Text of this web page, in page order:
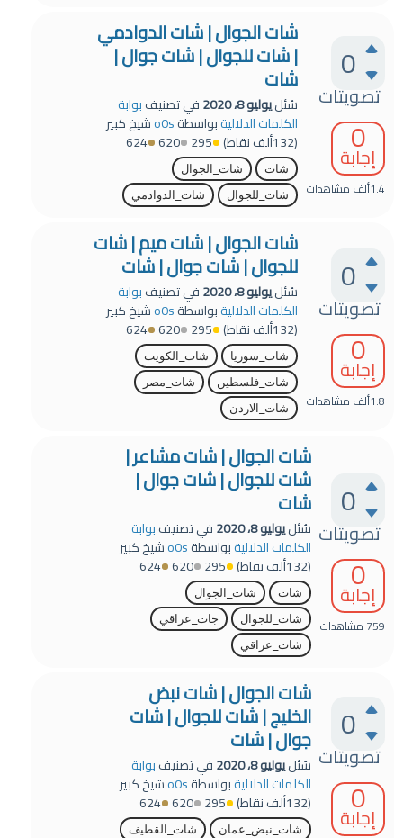
0
تصويتات
0
إجابة
1.4ألف مشاهدات
شات الجوال | شات الدوادمي
| شات للجوال | شات جوال |
شات
سُئليوليو 8، 2020 في تصنيفبوابة
الكلمات الدلاليةبواسطةo0sشيخ كبير
(132ألف نقاط) 295
620
624
شات
شات_الجوال
شات_للجوال
شات_الدوادمي
0
تصويتات
0
إجابة
1.8ألف مشاهدات
شات الجوال | شات ميم | شات
للجوال | شات جوال | شات
سُئليوليو 8، 2020 في تصنيفبوابة
الكلمات الدلاليةبواسطةo0sشيخ كبير
(132ألف نقاط) 295
620
624
شات_سوريا
شات_الكويت
شات_فلسطين
شات_مصر
شات_الاردن
0
تصويتات
0
إجابة
759 مشاهدات
شات الجوال | شات مشاعر |
شات للجوال | شات جوال |
شات
سُئليوليو 8، 2020 في تصنيفبوابة
الكلمات الدلاليةبواسطةo0sشيخ كبير
(132ألف نقاط) 295
620
624
شات
شات_الجوال
شات_للجوال
جات_عراقي
شات_عراقي
0
تصويتات
0
إجابة
شات الجوال | شات نبض
الخليج | شات للجوال | شات
جوال | شات
سُئليوليو 8، 2020 في تصنيفبوابة
الكلمات الدلاليةبواسطةo0sشيخ كبير
(132ألف نقاط) 295
620
624
شات_نبض_عمان
شات_القطيف